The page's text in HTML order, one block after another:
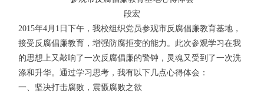
段宏
2015年4月1日下午，我校组织党员参观市反腐倡廉教育基地，
接受反腐倡廉教育，增强防腐拒变的能力。此次参观学习在我
的思想上又敲响了一次反腐倡廉的警钟，灵魂又受到了一次洗
涤和升华。通过学习思考，我有以下几点心得体会：
一、坚决打击腐败，震慑腐败之欲